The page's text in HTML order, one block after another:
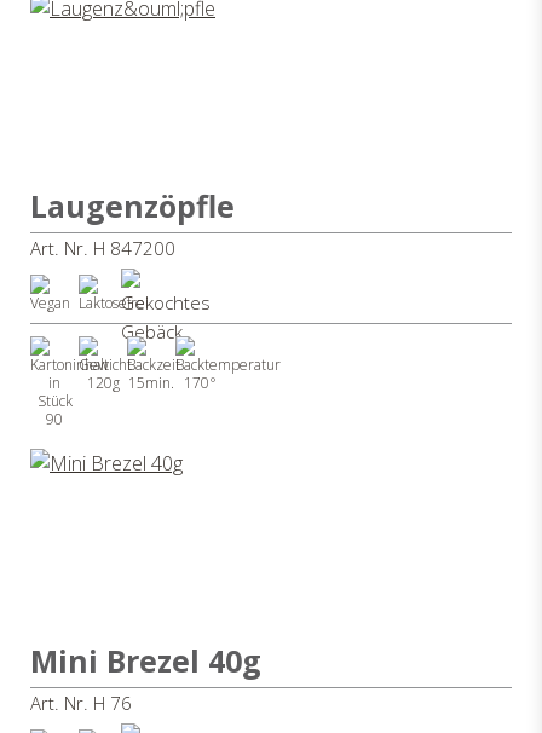
Laugenzöpfle
Art. Nr. H 847200
90
120g 15min. 170°
Mini Brezel 40g
Art. Nr. H 76